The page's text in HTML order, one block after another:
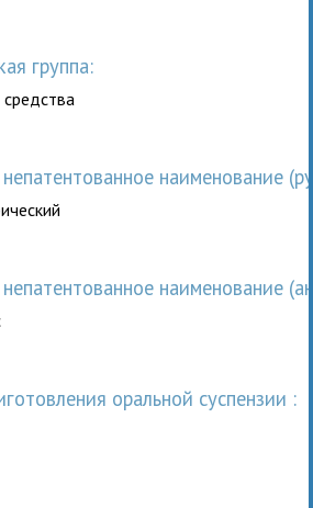
группа:
наименование
наименование
оральной суспензии :